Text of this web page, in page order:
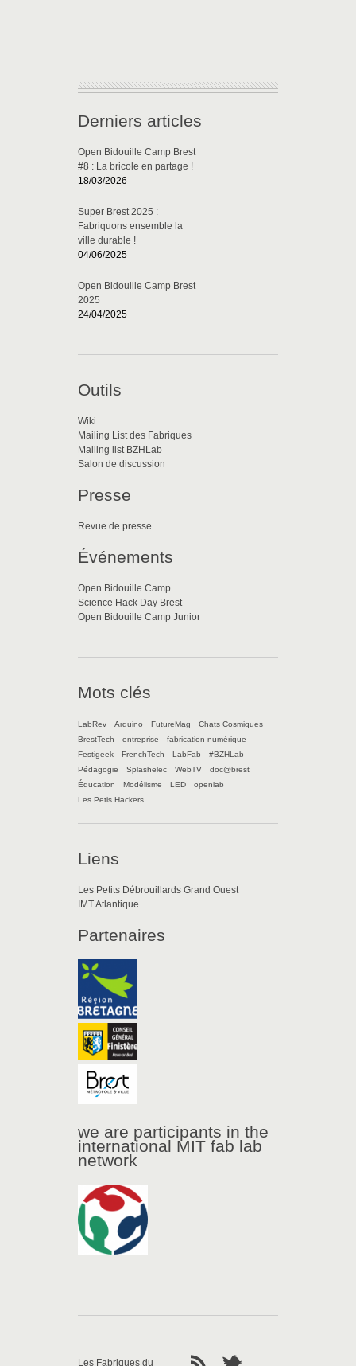
Derniers articles
Open Bidouille Camp Brest
#8 : La bricole en partage !
18/03/2026
Super Brest 2025 :
Fabriquons ensemble la
ville durable !
04/06/2025
Open Bidouille Camp Brest
2025
24/04/2025
Outils
Wiki
Mailing List des Fabriques
Mailing list BZHLab
Salon de discussion
Presse
Revue de presse
Événements
Open Bidouille Camp
Science Hack Day Brest
Open Bidouille Camp Junior
Mots clés
LabRev Arduino FutureMag
Chats Cosmiques
BrestTech
entreprise
fabrication numérique
Festigeek
FrenchTech LabFab
#BZHLab
Pédagogie
Splashelec WebTV
doc@brest
Éducation
Modélisme LED
openlab
Les Petis Hackers
Liens
Les Petits Débrouillards Grand Ouest
IMT Atlantique
Partenaires
we are participants in the
international MIT fab lab
network
Les Fabriques du